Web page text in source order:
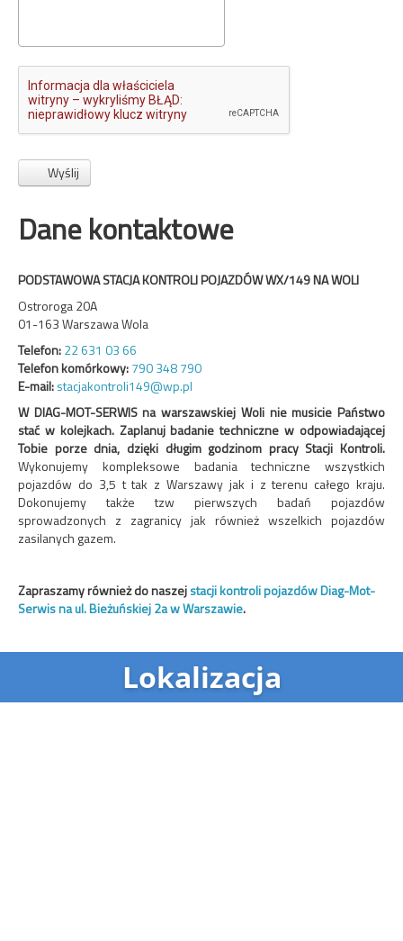
Wyślij
Dane kontaktowe
PODSTAWOWA STACJA KONTROLI POJAZDÓW WX/149 NA WOLI
Ostroroga 20A
01-163 Warszawa Wola
Telefon:22 631 03 66
Telefon komórkowy:790 348 790
E-mail:stacjakontroli149@wp.pl
W DIAG-MOT-SERWIS na warszawskiej Woli nie musicie Państwo
stać w kolejkach. Zaplanuj badanie techniczne w odpowiadającej
Tobie porze dnia, dzięki długim godzinom pracy Stacji Kontroli.
Wykonujemy kompleksowe badania techniczne wszystkich
pojazdów do 3,5 t tak z Warszawy jak i z terenu całego kraju.
Dokonujemy także tzw pierwszych badań pojazdów
sprowadzonych z zagranicy jak również wszelkich pojazdów
zasilanych gazem.
Zapraszamy również do naszejstacji kontroli pojazdów Diag-Mot-
Serwis na ul. Bieżuńskiej 2a w Warszawie.
Lokalizacja